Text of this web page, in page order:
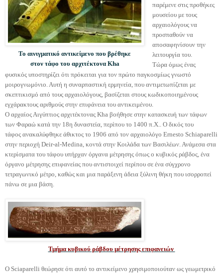
Το αινιγματικό αντικείμενο που βρέθηκε
στον τάφο του αρχιτέκτονα Kha
παρέμενε στις προθήκες
μουσείου με τους
αρχαιολόγους να
προσπαθούν να
αποσαφηνίσουν την
λειτουργία του.
Τώρα όμως ένας
φυσικός υποστηρίζει ότι πρόκειται για τον πρώτο παγκοσμίως γνωστό
μοιρογνωμόνιο. Αυτή η συναρπαστική ερμηνεία, που αντιμετωπίζεται με
σκεπτικισμό από τους αρχαιολόγους, βασίζεται στους κωδικοποιημένους
εγχάρακτους αριθμούς στην επιφάνεια του αντικειμένου.
Ο αρχαίος Αιγύπτιος αρχιτέκτονας Kha βοήθησε στην κατασκευή των τάφων
των Φαραώ κατά την 18η δυναστεία, περίπου το 1400 π.Χ.. Ο δικός του
τάφος ανακαλύφθηκε άθικτος το 1906 από τον αρχαιολόγο Ernesto Schiaparelli
στην περιοχή Deir-al-Medina, κοντά στην Κοιλάδα των Βασιλέων. Ανάμεσα στα
κτερίσματα του τάφου υπήρχαν όργανα μέτρησης όπως ο κυβικός ράβδος, ένα
όργανο μέτρησης επιφανείας που αντιστοιχεί περίπου σε ένα σύγχρονο
τετραγωνικό μέτρο, καθώς και μια παράξενη άδεια ξύλινη θήκη που ισορροπεί
πάνω σε μια βάση.
Τμήμα κυβικού ράβδου μέτρησης επιφανειών
Ο Sciaparelli θεώρησε ότι αυτό το αντικείμενο χρησιμοποιούταν ως γεωμετρικό